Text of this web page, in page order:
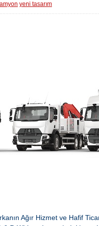
yeni tasarım
Ağır Hizmet ve Hafif